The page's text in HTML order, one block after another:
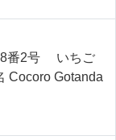
番2号 いちご
Cocoro Gotanda